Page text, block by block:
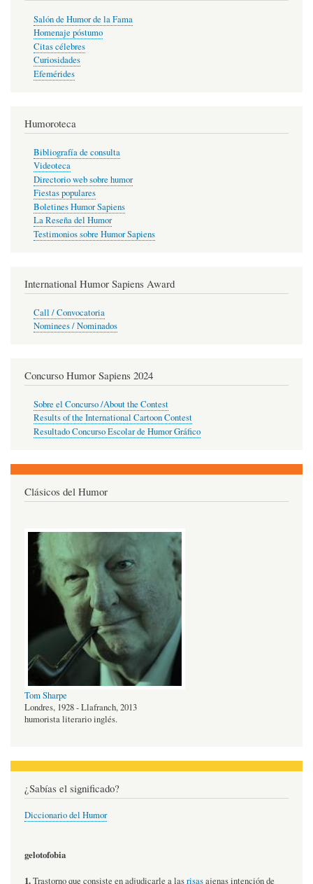
Salón de Humor de la Fama
Homenaje póstumo
Citas célebres
Curiosidades
Efemérides
Humoroteca
Bibliografía de consulta
Videoteca
Directorio web sobre humor
Fiestas populares
Boletines Humor Sapiens
La Reseña del Humor
Testimonios sobre Humor Sapiens
International Humor Sapiens Award
Call / Convocatoria
Nominees / Nominados
Concurso Humor Sapiens 2024
Sobre el Concurso /About the Contest
Results of the International Cartoon Contest
Resultado Concurso Escolar de Humor Gráfico
Clásicos del Humor
Tom Sharpe
Londres, 1928 - Llafranch, 2013
humorista literario inglés.
¿Sabías el significado?
Diccionario del Humor
gelotofobia
1.Trastorno que consiste en adjudicarle a lasrisasajenas intención de